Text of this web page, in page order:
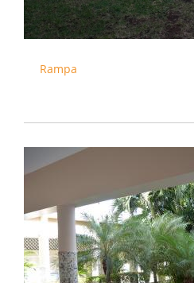
Rampa